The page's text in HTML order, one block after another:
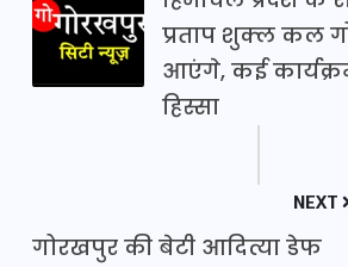
प्रताप शुक्ल कल
आएंगे, कई
हिस्सा
NEXT
गोरखपुर की बेटी आदित्या डेफ